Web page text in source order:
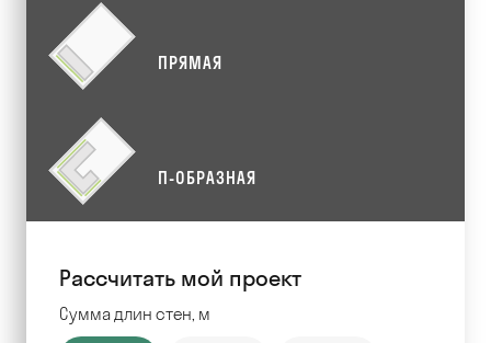
ПРЯМАЯ
П-ОБРАЗНАЯ
Рассчитать мой проект
Сумма длин стен, м